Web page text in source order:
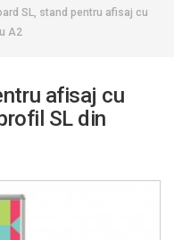
SL, stand pentru afisaj cu
A2
afisaj cu
SL din